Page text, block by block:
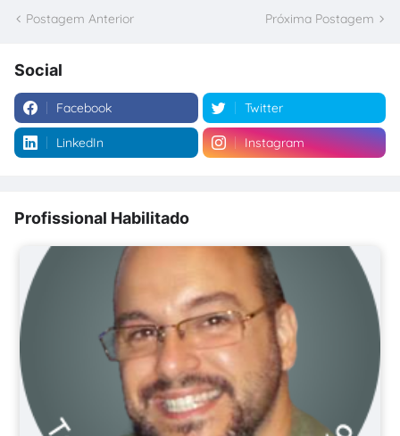
Postagem Anterior Próxima Postagem
Social
Facebook Twitter
LinkedIn Instagram
Profissional Habilitado